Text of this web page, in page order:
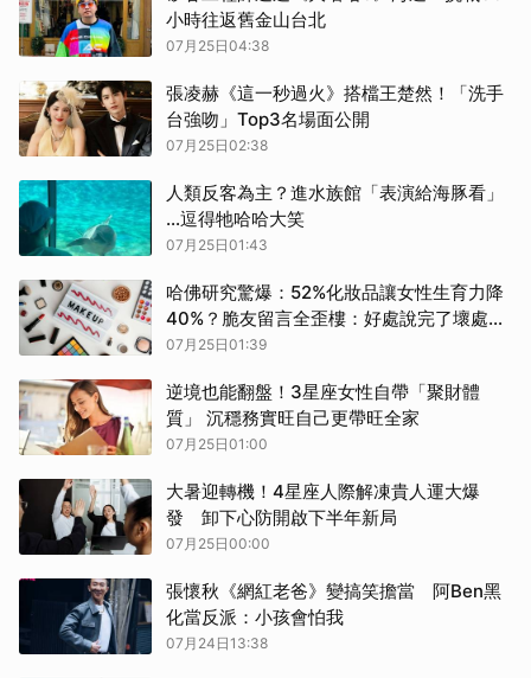
小時往返舊金山台北
07月25日04:38
張凌赫《這一秒過火》搭檔王楚然！「洗手
台強吻」Top3名場面公開
07月25日02:38
人類反客為主？進水族館「表演給海豚看」
…逗得牠哈哈大笑
07月25日01:43
哈佛研究驚爆：52%化妝品讓女性生育力降
40%？脆友留言全歪樓：好處說完了壞處
呢？
07月25日01:39
逆境也能翻盤！3星座女性自帶「聚財體
質」 沉穩務實旺自己更帶旺全家
07月25日01:00
大暑迎轉機！4星座人際解凍貴人運大爆
發 卸下心防開啟下半年新局
07月25日00:00
張懷秋《網紅老爸》變搞笑擔當 阿Ben黑
化當反派：小孩會怕我
07月24日13:38